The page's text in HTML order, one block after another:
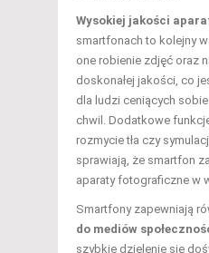
Wysokiej jakości
smartfonach to kolejny
one robienie zdjęć oraz
doskonałej jakości, co
dla ludzi ceniących
chwil. Dodatkowe
rozmycie tła czy
sprawiają, że smartfon
aparaty fotograficzne w
Smartfony zapewniają
do mediów
szybkie dzielenie się